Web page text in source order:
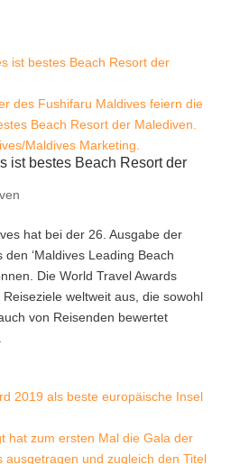
des Fushifaru Maldives feiern die
Beach Resort der Malediven.
Maldives Marketing.
ist bestes Beach Resort der
hat bei der 26. Ausgabe der
den ‘Maldives Leading Beach
Die World Travel Awards
weltweit aus, die sowohl
von Reisenden bewertet
hat zum ersten Mal die Gala der
ausgetragen und zugleich den Titel